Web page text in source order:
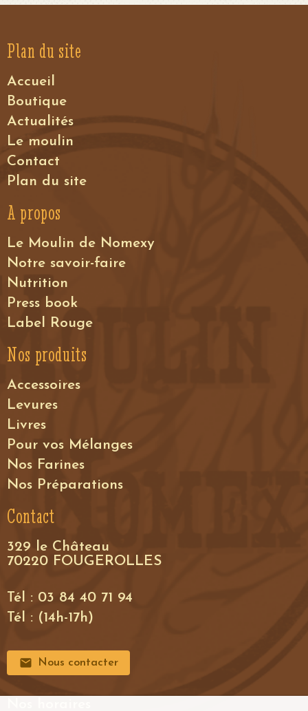
Plan du site
Accueil
Boutique
Actualités
Le moulin
Contact
Plan du site
A propos
Le Moulin de Nomexy
Notre savoir-faire
Nutrition
Press book
Label Rouge
Nos produits
Accessoires
Levures
Livres
Pour vos Mélanges
Nos Farines
Nos Préparations
Contact
329 le Château
70220 FOUGEROLLES
Tél : 03 84 40 71 94
Tél : (14h-17h)
Nous contacter